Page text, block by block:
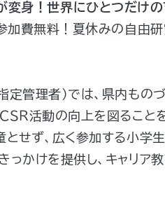
変身！世界にひとつだけ
加費無料！夏休みの自由
管理者）では、県内もの
Ｒ活動の向上を図ること
せず、広く参加する小
かけを提供し、キャリ